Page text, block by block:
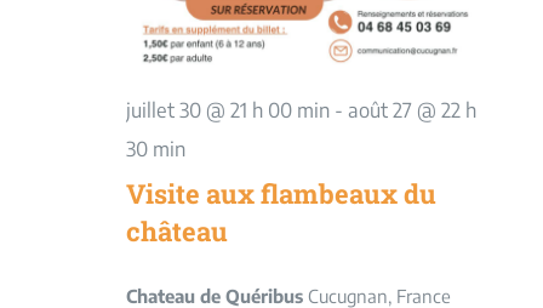
juillet 30 @ 21 h 00 min- août 27 @ 22 h
30 min
Visite aux flambeaux du
château
Chateau de Quéribus Cucugnan, France